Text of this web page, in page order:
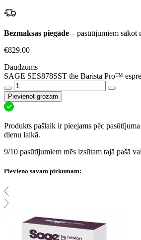
Bezmaksas piegāde – pasūtījumiem sākot
€829.00
Daudzums
SAGE SES878SST the Barista Pro™
Pievienot grozam
Produkts pašlaik ir pieejams pēc
dienu laikā.
9/10 pasūtījumiem mēs izsūtam tajā pašā
Pievieno savam pirkumam: